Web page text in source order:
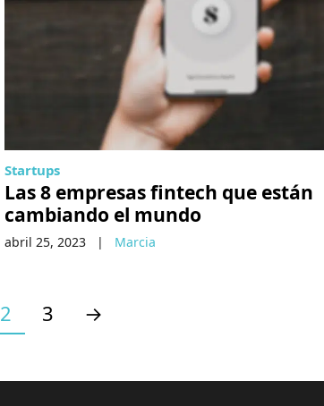
Startups
Las 8 empresas fintech que están
cambiando el mundo
abril 25, 2023 | Marcia
2 3 →